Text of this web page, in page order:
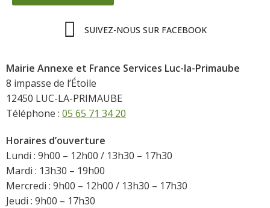
SUIVEZ-NOUS SUR FACEBOOK
Mairie Annexe et France Services Luc-la-Primaube
8 impasse de l’Étoile
12450 LUC-LA-PRIMAUBE
Téléphone : 05 65 71 34 20
Horaires d’ouverture
Lundi : 9h00 – 12h00 / 13h30 – 17h30
Mardi : 13h30 – 19h00
Mercredi : 9h00 – 12h00 / 13h30 – 17h30
Jeudi : 9h00 – 17h30